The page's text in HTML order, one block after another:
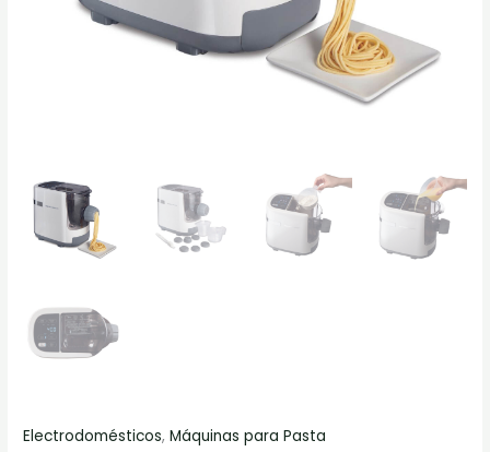
Electrodomésticos,Máquinas para Pasta